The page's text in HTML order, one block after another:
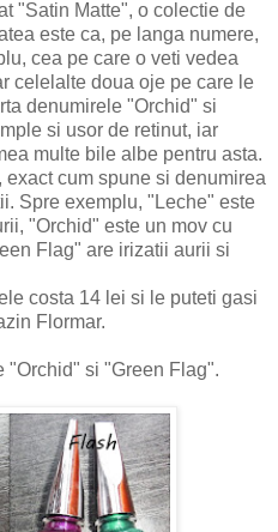
"Satin Matte", o colectie de
este ca, pe langa numere,
cea pe care o veti vedea
celelalte doua oje pe care le
denumirele "Orchid" si
si usor de retinut, iar
multe bile albe pentru asta.
cum spune si denumirea
Spre exemplu, "Leche" este
"Orchid" este un mov cu
Flag" are irizatii aurii si
costa 14 lei si le puteti gasi
Flormar.
si "Green Flag".